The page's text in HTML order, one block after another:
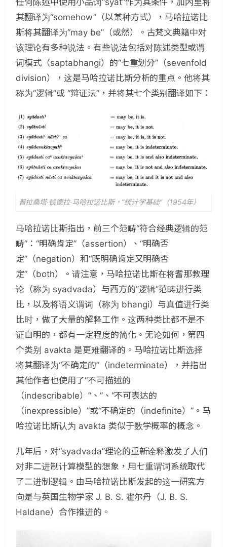
其翻译为“somehow”（以某种方式），马哈拉诺比
斯将其翻译为“may be”（或然）。古梵文典籍中对
该理论有多种说法。有些说法包括对陈述类型或谓
词模式（saptabhangi）的“七重划分”（sevenfold
division），这是马哈拉诺比斯分析的重点。他将其
称为“逻辑”或 “辩证法”，并将其七个类别翻译如下：
普拉桑塔·钱德拉·马哈拉诺比斯，“统计学基础”（1954年）
马哈拉诺比斯指出，前三个范畴“符合经典逻辑的范
畴”：“明确肯定”（assertion）、“明确否
定”（negation）和“既明确肯定又明确否
定”（both）。请注意，马哈拉诺比斯在将耆那教理
论（称为 syadvada）与西方的”逻辑”范畴进行类
比，以及将语义谓词（称为 bhangi）与真值进行类
比时，做了大量的解释工作。这两种类比都不是不
证自明的，都有一定程度的简化。无论如何，第四
个类别 avakta 是更难翻译的。马哈拉诺比斯选择
将其翻译为“不确定的”（indeterminate），并指出
其他作者也使用了“不可描述的
（indescribable）”、”、“不可表达的
（inexpressible）”或“不确定的（indefinite）”。马
哈拉诺比斯认为 avakta 类似于数学概率的概念。
几年后，对“syadvada”理论的重新诠释激发了人们
对非二进制计算模型的想象，用七重谓词系统取代
了二进制逻辑。由马哈拉诺比斯发起的这一研究方
向是与英国生物学家 J. B. S. 霍尔丹（J. B. S.
Haldane）合作推进的。